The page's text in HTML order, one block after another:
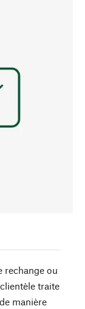
rechange ou
traite
manière